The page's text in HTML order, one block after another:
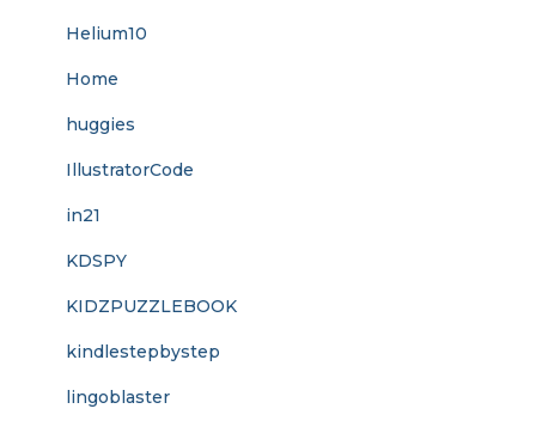
Helium10
Home
huggies
IllustratorCode
in21
KDSPY
KIDZPUZZLEBOOK
kindlestepbystep
lingoblaster